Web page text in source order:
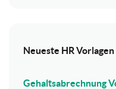
Neueste HR Vorlagen
Gehaltsabrechnung